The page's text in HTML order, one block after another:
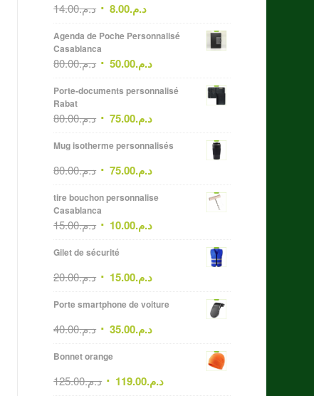
د.م.14.00 د.م.8.00
Agenda de Poche Personnalisé
Casablanca
د.م.80.00 د.م.50.00
Porte-documents personnalisé
Rabat
د.م.80.00 د.م.75.00
Mug isotherme personnalisés
د.م.80.00 د.م.75.00
tire bouchon personnalise
Casablanca
د.م.15.00 د.م.10.00
Gilet de sécurité
د.م.20.00 د.م.15.00
Porte smartphone de voiture
د.م.40.00 د.م.35.00
Bonnet orange
د.م.125.00 د.م.119.00